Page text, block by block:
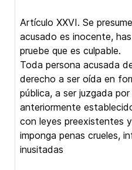
Artículo XXVI. Se
acusado es inocente,
pruebe que es culpable.
Toda persona acusada
derecho a ser oída en
pública, a ser juzgada
anteriormente
con leyes preexistentes
imponga penas crueles,
inusitadas